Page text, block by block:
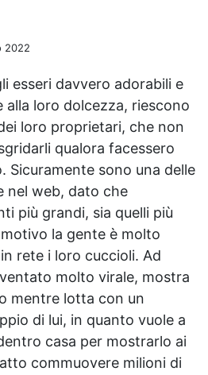
2022
esseri davvero adorabili e
alla loro dolcezza, riescono
loro proprietari, che non
qualora facessero
Sicuramente sono una delle
nel web, dato che
più grandi, sia quelli più
la gente è molto
rete i loro cuccioli. Ad
molto virale, mostra
mentre lotta con un
di lui, in quanto vuole a
casa per mostrarlo ai
commuovere milioni di